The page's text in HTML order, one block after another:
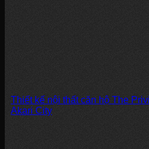
Thiết kế nội thất căn hộ The
Akari City